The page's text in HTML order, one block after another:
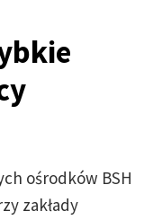
ośrodków BSH
zakłady